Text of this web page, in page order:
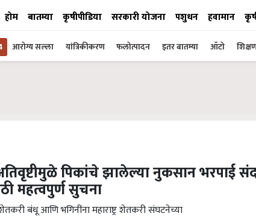
होम बातम्या कृषीपीडिया सरकारी योजना पशुधन हवामान
आरोग्य सल्ला यांत्रिकीकरण फलोत्पादन इतर बातम्या ऑटो
अतिवृष्टीमुळे पिकांचे झालेल्या नुकसान भरपाई
महत्वपुर्ण सुचना
शेतकरी बंधू आणि भगिनींना महाराष्ट्र शेतकरी संघटनेच्या